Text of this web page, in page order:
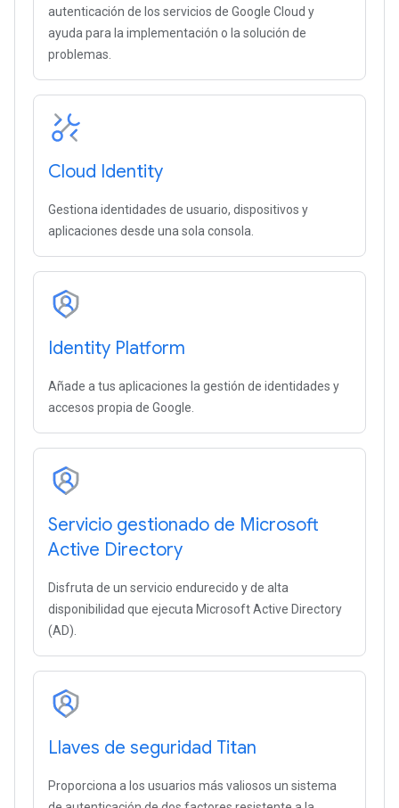
autenticación de los servicios de Google Cloud y
ayuda para la implementación o la solución de
problemas.
Cloud Identity
Gestiona identidades de usuario, dispositivos y
aplicaciones desde una sola consola.
Identity Platform
Añade a tus aplicaciones la gestión de identidades y
accesos propia de Google.
Servicio gestionado de Microsoft
Active Directory
Disfruta de un servicio endurecido y de alta
disponibilidad que ejecuta Microsoft Active Directory
(AD).
Llaves de seguridad Titan
Proporciona a los usuarios más valiosos un sistema